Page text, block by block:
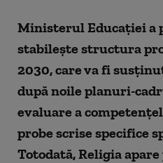
Ministerul Educaţiei a
stabileşte structura
2030, care va fi
după noile planuri-
evaluare a
probe scrise specifice
Totodată, Religia